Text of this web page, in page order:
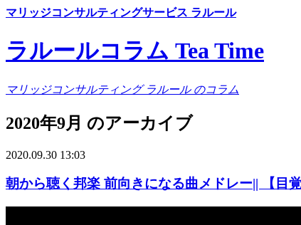
マリッジコンサルティングサービス ラルール
ラルールコラム Tea Time
マリッジコンサルティング ラルール のコラム
2020年9月 のアーカイブ
2020.09.30 13:03
朝から聴く邦楽 前向きになる曲メドレー|| 【目